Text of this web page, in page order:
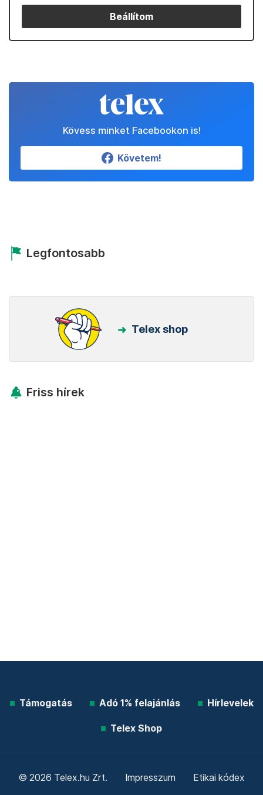
Beállítom
Kövess minket Facebookon is!
Követem!
Legfontosabb
Telex shop
Friss hírek
Támogatás Adó 1% felajánlás Hírlevelek
Telex Shop
© 2026 Telex.hu Zrt. Impresszum Etikai kódex